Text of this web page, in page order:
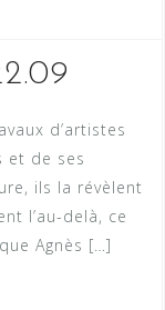
d’artistes
et de ses
ils la révèlent
l’au-delà, ce
Agnès […]